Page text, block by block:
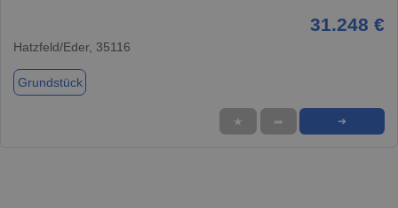
31.248 €
Hatzfeld/Eder, 35116
Grundstück
★ ➦ ➜